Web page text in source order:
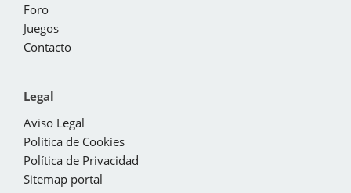
Foro
Juegos
Contacto
Legal
Aviso Legal
Política de Cookies
Política de Privacidad
Sitemap portal